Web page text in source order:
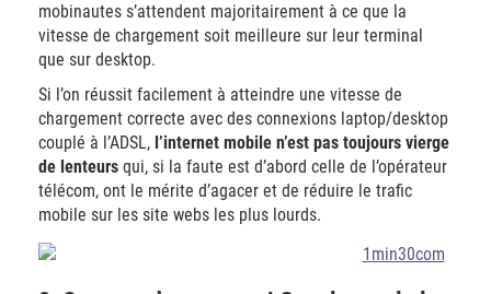
mobinautes s’attendent majoritairement à ce que la
vitesse de chargement soit meilleure sur leur terminal
que sur desktop.
Si l’on réussit facilement à atteindre une vitesse de
chargement correcte avec des connexions laptop/desktop
couplé à l’ADSL, l’internet mobile n’est pas toujours vierge
de lenteurs qui, si la faute est d’abord celle de l’opérateur
télécom, ont le mérite d’agacer et de réduire le trafic
mobile sur les site webs les plus lourds.